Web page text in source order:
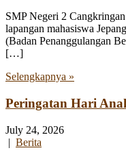
SMP Negeri 2
lapangan mahasiswa
(Badan Penanggulangan
[…]
Selengkapnya »
Peringatan Hari
July 24, 2026
| Berita